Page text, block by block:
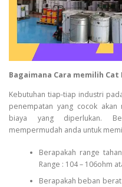
Bagaimana Cara memilih
Kebutuhan tiap-tiap industri
penempatan yang cocok akan
biaya yang diperlukan.
mempermudah anda untuk
Berapakah range
Range : 104 – 106ohm
Berapakah beban